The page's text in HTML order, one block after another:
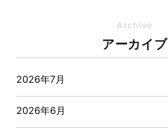
オーナー様からの質問
おすすめ物件
お客様インタビュー
Archive
アーカイブ
2026年7月
2026年6月